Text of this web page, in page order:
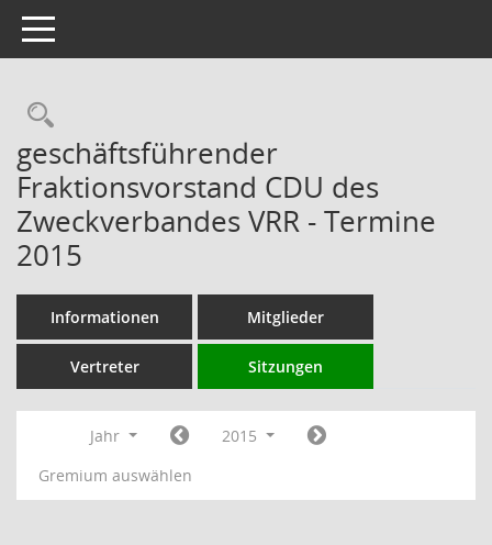
Toggle navigation
Rechercheauswahl
geschäftsführender
Fraktionsvorstand CDU des
Zweckverbandes VRR - Termine
2015
Informationen Mitglieder
Vertreter Sitzungen
Jahr
2015
Gremium auswählen